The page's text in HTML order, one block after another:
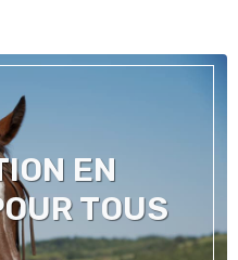
EN
TOUS